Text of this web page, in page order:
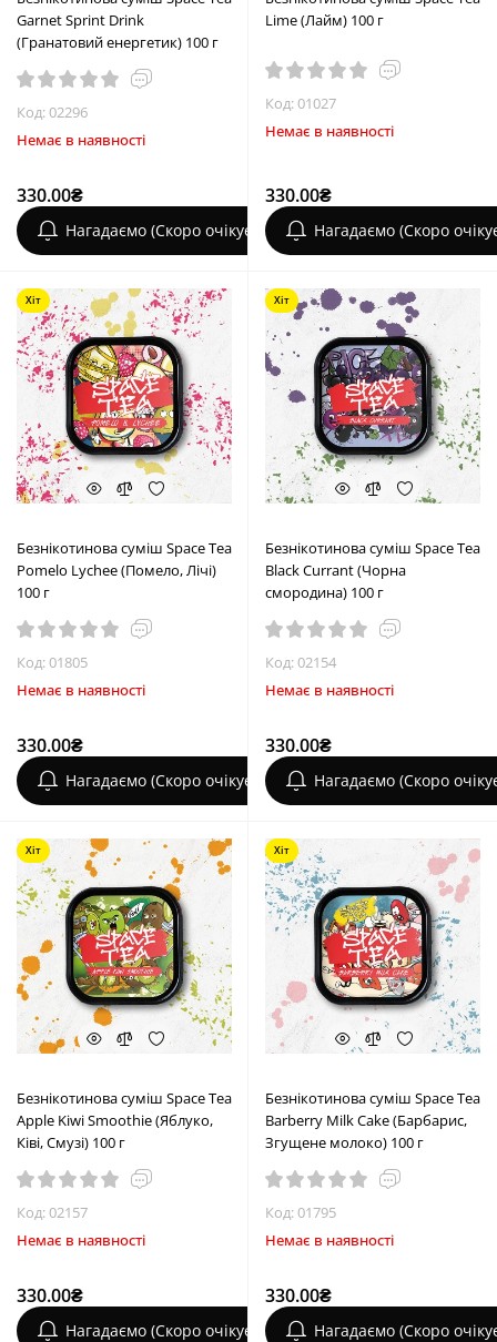
Garnet Sprint Drink
(Гранатовий енергетик) 100 г
Код: 02296
Немає в наявності
330.00₴
Нагадаємо (Скоро очікується)
Lime (Лайм) 100 г
Код: 01027
Немає в наявності
330.00₴
Нагадаємо (Скоро
Хіт
Безнікотинова суміш Space Tea
Pomelo Lychee (Помело, Лічі)
100 г
Код: 01805
Немає в наявності
330.00₴
Нагадаємо (Скоро очікується)
Хіт
Безнікотинова суміш Space Tea
Black Currant (Чорна
смородина) 100 г
Код: 02154
Немає в наявності
330.00₴
Нагадаємо (Скоро
Хіт
Безнікотинова суміш Space Tea
Apple Kiwi Smoothie (Яблуко,
Ківі, Смузі) 100 г
Код: 02157
Немає в наявності
330.00₴
Нагадаємо (Скоро очікується)
Хіт
Безнікотинова суміш Space Tea
Barberry Milk Cake (Барбарис,
Згущене молоко) 100 г
Код: 01795
Немає в наявності
330.00₴
Нагадаємо (Скоро